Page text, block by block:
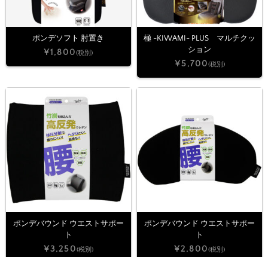
ポンデソフト 肘置き
¥1,800(税別)
極 -KIWAMI- PLUS マルチクッ
ション
¥5,700(税別)
ポンデバウンド ウエストサポー
ト
¥3,250(税別)
ポンデバウンド ウエストサポー
ト
¥2,800(税別)